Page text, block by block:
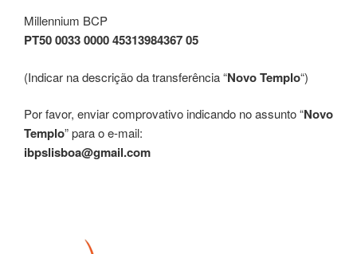
Millennium BCP
PT50 0033 0000 45313984367 05
(Indicar na descrição da transferência “Novo Templo“)
Por favor, enviar comprovativo indicando no assunto “Novo
Templo” para o e-mail:
ibpslisboa@gmail.com